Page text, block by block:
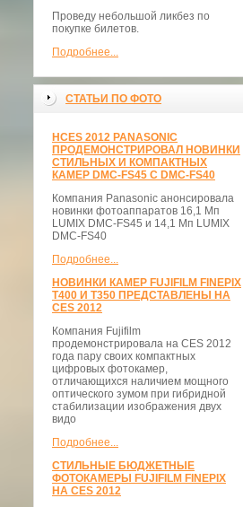
Проведу небольшой ликбез по
покупке билетов.
Подробнее...
СТАТЬИ ПО ФОТО
НCES 2012 PANASONIC
ПРОДЕМОНСТРИРОВАЛ НОВИНКИ
СТИЛЬНЫХ И КОМПАКТНЫХ
КАМЕР DMC-FS45 С DMC-FS40
Компания Panasonic анонсировала
новинки фотоаппаратов 16,1 Мп
LUMIX DMC-FS45 и 14,1 Мп LUMIX
DMC-FS40
Подробнее...
НОВИНКИ КАМЕР FUJIFILM FINEPIX
T400 И T350 ПРЕДСТАВЛЕНЫ НА
CES 2012
Компания Fujifilm
продемонстрировала на CES 2012
года пару своих компактных
цифровых фотокамер,
отличающихся наличием мощного
оптического зумом при гибридной
стабилизации изображения двух
видо
Подробнее...
СТИЛЬНЫЕ БЮДЖЕТНЫЕ
ФОТОКАМЕРЫ FUJIFILM FINEPIX
НА CES 2012